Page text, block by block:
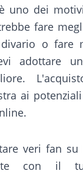
uno dei
fare
o fare
adottare
ai
veri fan su
con il